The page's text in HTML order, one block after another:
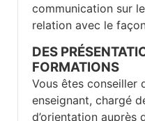
communication sur
relation avec le
DES
FORMATIONS
Vous êtes conseiller
enseignant, chargé
d’orientation auprès